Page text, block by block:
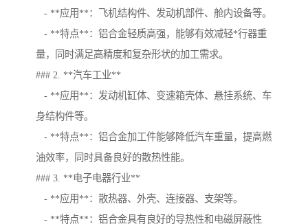
- **应用**：飞机结构件、发动机部件、舱内设备等。
- **特点**：铝合金轻质高强，能够有效减轻*行器重
量，同时满足高精度和复杂形状的加工需求。
### 2. **汽车工业**
- **应用**：发动机缸体、变速箱壳体、悬挂系统、车
身结构件等。
- **特点**：铝合金加工件能够降低汽车重量，提高燃
油效率，同时具备良好的散热性能。
### 3. **电子电器行业**
- **应用**：散热器、外壳、连接器、支架等。
- **特点**：铝合金具有良好的导热性和电磁屏蔽性